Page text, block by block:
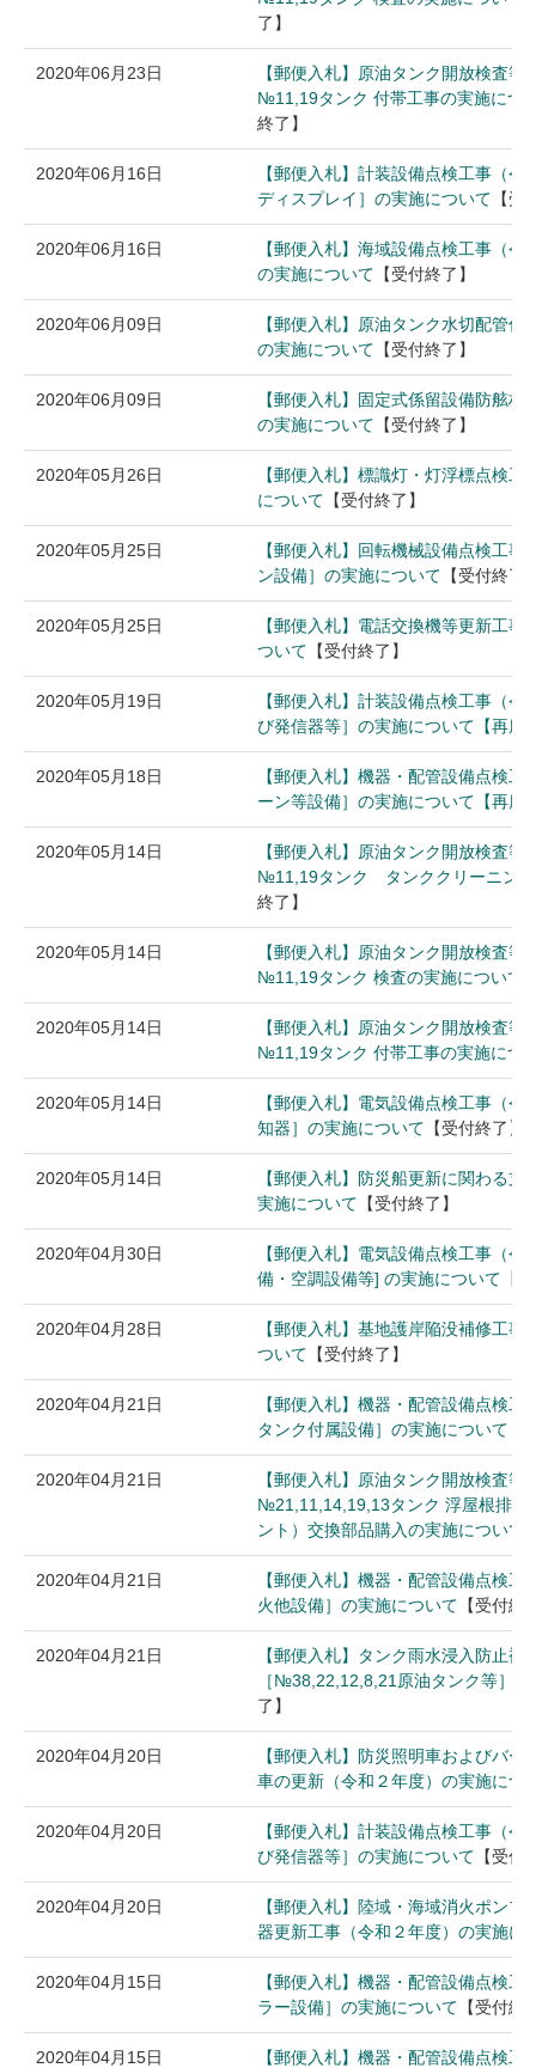
了】
2020年06月23日
【郵便入札】原油タンク開放検査等
№11,19タンク 付帯工事の実施につ
終了】
2020年06月16日
【郵便入札】計装設備点検工事（
ディスプレイ］の実施について 【受
2020年06月16日
【郵便入札】海域設備点検工事（
の実施について 【受付終了】
2020年06月09日
【郵便入札】原油タンク水切配管
の実施について 【受付終了】
2020年06月09日
【郵便入札】固定式係留設備防舷
の実施について 【受付終了】
2020年05月26日
【郵便入札】標識灯・灯浮標点検
について 【受付終了】
2020年05月25日
【郵便入札】回転機械設備点検工
ン設備］の実施について 【受付終了
2020年05月25日
【郵便入札】電話交換機等更新工
ついて 【受付終了】
2020年05月19日
【郵便入札】計装設備点検工事（
び発信器等］の実施について【再度
2020年05月18日
【郵便入札】機器・配管設備点検
ーン等設備］の実施について【再度
2020年05月14日
【郵便入札】原油タンク開放検査等
№11,19タンク タンククリーニング
終了】
2020年05月14日
【郵便入札】原油タンク開放検査等
№11,19タンク 検査の実施について
2020年05月14日
【郵便入札】原油タンク開放検査等
№11,19タンク 付帯工事の実施につ
2020年05月14日
【郵便入札】電気設備点検工事（
知器］の実施について 【受付終了】
2020年05月14日
【郵便入札】防災船更新に関わる
実施について 【受付終了】
2020年04月30日
【郵便入札】電気設備点検工事（令
備・空調設備等] の実施について
2020年04月28日
【郵便入札】基地護岸陥没補修工
ついて 【受付終了】
2020年04月21日
【郵便入札】機器・配管設備点検
タンク付属設備］の実施について
2020年04月21日
【郵便入札】原油タンク開放検査等
№21,11,14,19,13タンク 浮屋根排水
ント）交換部品購入の実施について
2020年04月21日
【郵便入札】機器・配管設備点検
火他設備］の実施について 【受付終
2020年04月21日
【郵便入札】タンク雨水浸入防止補
［№38,22,12,8,21原油タンク等］の
了】
2020年04月20日
【郵便入札】防災照明車およびバ
車の更新（令和２年度）の実施につ
2020年04月20日
【郵便入札】計装設備点検工事（
び発信器等］の実施について 【受付
2020年04月20日
【郵便入札】陸域・海域消火ポン
器更新工事（令和２年度）の実施に
2020年04月15日
【郵便入札】機器・配管設備点検
ラー設備］の実施について 【受付終
2020年04月15日
【郵便入札】機器・配管設備点検